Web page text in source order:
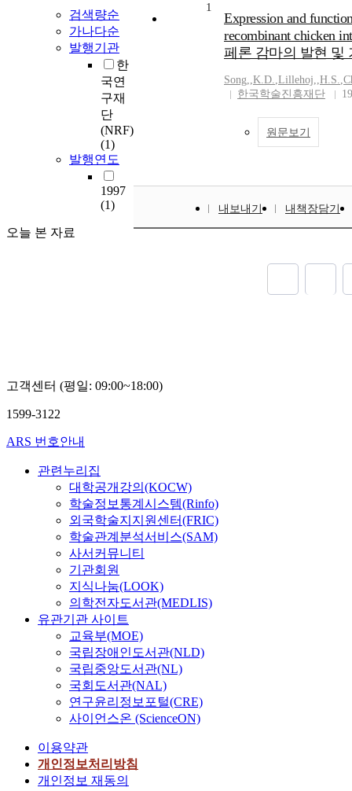
검색량순
가나다순
발행기관
한
국연
구재
단
(NRF)
(1)
발행연도
1997
(1)
오늘 본 자료
1
Expression and
recombinant chicken
페론 감마의 발현 및
Song,,K.D.,Lillehoj,,H.S.,
한국학술진흥재단
원문보기
내보내기 내책장담기
고객센터 (평일: 09:00~18:00)
1599-3122
ARS 번호안내
관련누리집
대학공개강의(KOCW)
학술정보통계시스템(Rinfo)
외국학술지지원센터(FRIC)
학술관계분석서비스(SAM)
사서커뮤니티
기관회원
지식나눔(LOOK)
의학전자도서관(MEDLIS)
유관기관 사이트
교육부(MOE)
국립장애인도서관(NLD)
국립중앙도서관(NL)
국회도서관(NAL)
연구윤리정보포털(CRE)
사이언스온 (ScienceON)
이용약관
개인정보처리방침
개인정보 재동의